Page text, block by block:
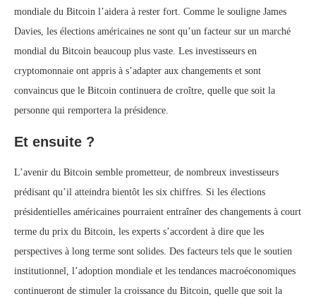
mondiale du Bitcoin l’aidera à rester fort. Comme le souligne James
Davies, les élections américaines ne sont qu’un facteur sur un marché
mondial du Bitcoin beaucoup plus vaste. Les investisseurs en
cryptomonnaie ont appris à s’adapter aux changements et sont
convaincus que le Bitcoin continuera de croître, quelle que soit la
personne qui remportera la présidence.
Et ensuite ?
L’avenir du Bitcoin semble prometteur, de nombreux investisseurs
prédisant qu’il atteindra bientôt les six chiffres. Si les élections
présidentielles américaines pourraient entraîner des changements à court
terme du prix du Bitcoin, les experts s’accordent à dire que les
perspectives à long terme sont solides. Des facteurs tels que le soutien
institutionnel, l’adoption mondiale et les tendances macroéconomiques
continueront de stimuler la croissance du Bitcoin, quelle que soit la